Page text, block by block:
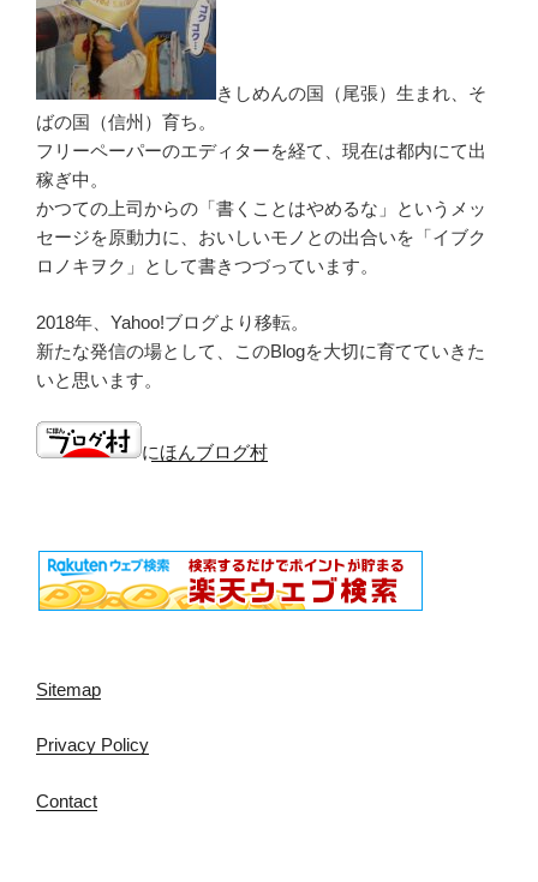
きしめんの国（尾張）生まれ、そ
ばの国（信州）育ち。
フリーペーパーのエディターを経て、現在は都内にて出
稼ぎ中。
かつての上司からの「書くことはやめるな」というメッ
セージを原動力に、おいしいモノとの出合いを「イブク
ロノキヲク」として書きつづっています。
2018年、Yahoo!ブログより移転。
新たな発信の場として、このBlogを大切に育てていきた
いと思います。
にほんブログ村
Sitemap
Privacy Policy
Contact